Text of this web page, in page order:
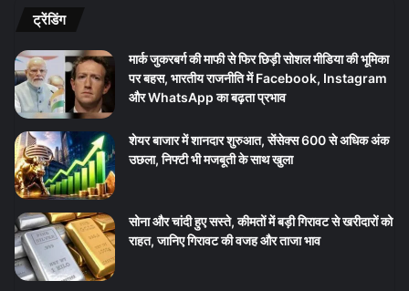
ट्रेंडिंग
मार्क जुकरबर्ग की माफी से फिर छिड़ी सोशल मीडिया की भूमिका
पर बहस, भारतीय राजनीति में Facebook, Instagram
और WhatsApp का बढ़ता प्रभाव
शेयर बाजार में शानदार शुरुआत, सेंसेक्स 600 से अधिक अंक
उछला, निफ्टी भी मजबूती के साथ खुला
सोना और चांदी हुए सस्ते, कीमतों में बड़ी गिरावट से खरीदारों को
राहत, जानिए गिरावट की वजह और ताजा भाव